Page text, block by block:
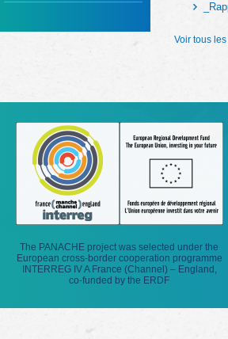
Voir tous
The PANACHE project was selected under the
European cross-border cooperation programme
INTERREG IV A France (Channel) – England,
co-funded by the ERDF